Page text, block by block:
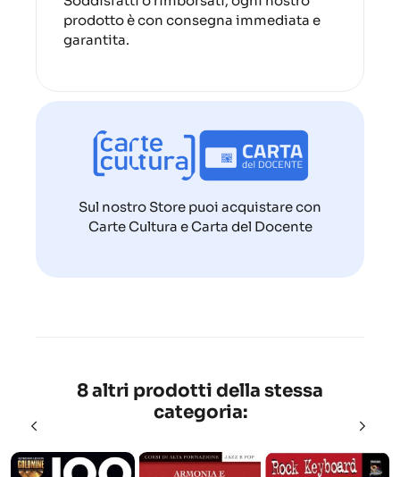
prodotto è con consegna immediata e
garantita.
Sul nostro Store puoi acquistare con
Carte Cultura e Carta del Docente
8 altri prodotti della stessa
categoria: